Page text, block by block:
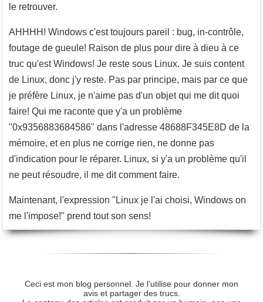
le retrouver.
AHHHH! Windows c'est toujours pareil : bug, in-contrôle,
foutage de gueule! Raison de plus pour dire à dieu à ce
truc qu'est Windows! Je reste sous Linux. Je suis content
de Linux, donc j'y reste. Pas par principe, mais par ce que
je préfère Linux, je n'aime pas d'un objet qui me dit quoi
faire! Qui me raconte que y'a un problème
"0x9356883684586" dans l'adresse 48688F345E8D de la
mémoire, et en plus ne corrige rien, ne donne pas
d'indication pour le réparer. Linux, si y'a un problème qu'il
ne peut résoudre, il me dit comment faire.
Maintenant, l'expression "Linux je l'ai choisi, Windows on
me l'impose!" prend tout son sens!
Ceci est mon blog personnel. Je l’utilise pour donner mon
avis et partager des trucs.